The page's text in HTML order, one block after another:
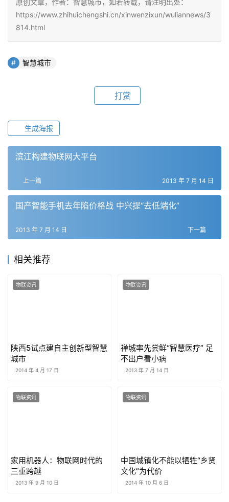
原创文章，作者：智慧城市，如若转载，请注明出处：
https://www.zhihuichengshi.cn/xinwenzixun/wuliannews/3
814.html
智慧城市
打赏
生成海报
滨江构建物联网大平台
上一篇 2013 年 7 月 14 日
国产智能手机去年陷价格战 中兴提“去低端化”
下一篇
2013 年 7 月 14 日
相关推荐
物联资讯
陕西5试点建自主创新型智慧
城市
2014 年 4 月 17 日
物联资讯
禅城率先尝鲜“智慧医疗” 足
不出户看小病
2013 年 7 月 14 日
物联资讯
家用机器人：物联网时代的
三重跨越
2013 年 9 月 10 日
物联资讯
中国城镇化不能以牺牲“乡贤
文化”为代价
2014 年 10 月 6 日